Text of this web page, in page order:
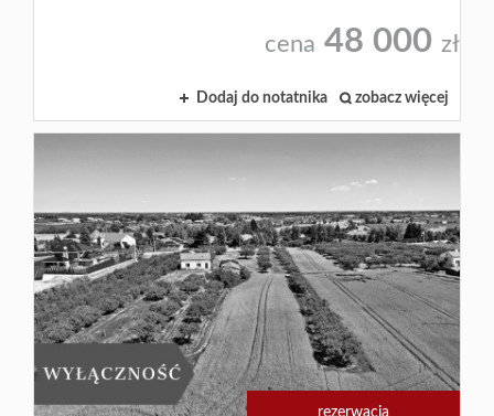
cena 48 000 zł
Dodaj do notatnika zobacz więcej
rezerwacja